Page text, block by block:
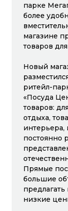
1-й
парке
более
магазине
товаров
Новый
ритейл-
«Посуда
товаров:
отдыха,
интерьера,
постоянно
Прямые
большие
низкие